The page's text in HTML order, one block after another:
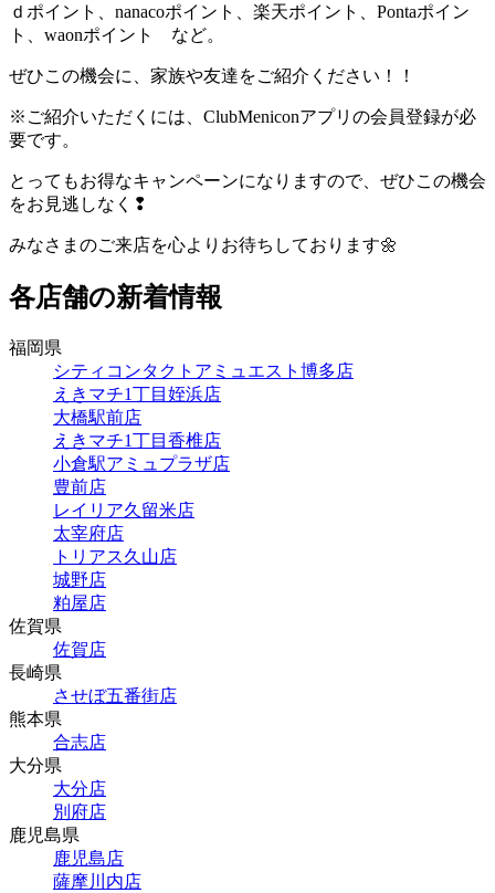
ｄポイント、nanacoポイント、楽天ポイント、Pontaポイン
ト、waonポイント など。
ぜひこの機会に、家族や友達をご紹介ください！！
※ご紹介いただくには、ClubMeniconアプリの会員登録が必
要です。
とってもお得なキャンペーンになりますので、ぜひこの機会
をお見逃しなく❢
みなさまのご来店を心よりお待ちしております🌼
各店舗の新着情報
福岡県
シティコンタクトアミュエスト博多店
えきマチ1丁目姪浜店
大橋駅前店
えきマチ1丁目香椎店
小倉駅アミュプラザ店
豊前店
レイリア久留米店
太宰府店
トリアス久山店
城野店
粕屋店
佐賀県
佐賀店
長崎県
させぼ五番街店
熊本県
合志店
大分県
大分店
別府店
鹿児島県
鹿児島店
薩摩川内店